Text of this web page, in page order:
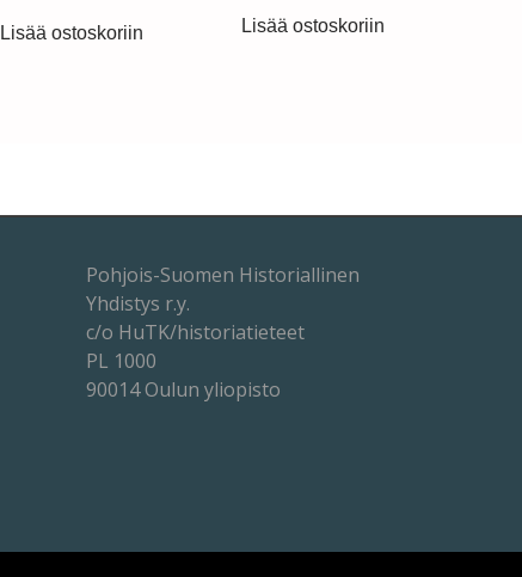
1640-luvulta 1890-
luvulle
Lisää ostoskoriin
€56,00.
is:
€20,00.
Lisää ostoskoriin
Pohjois-Suomen Historiallinen
Yhdistys r.y.
c/o HuTK/historiatieteet
PL 1000
90014 Oulun yliopisto